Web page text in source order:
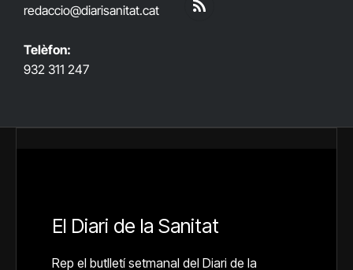
redaccio@diarisanitat.cat
Telèfon:
932 311 247
RSS